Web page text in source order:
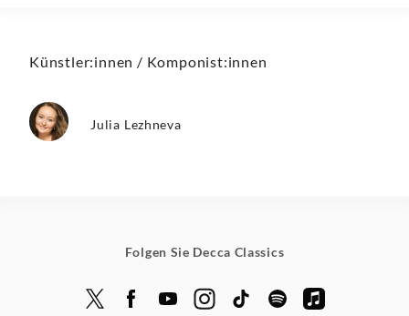
Künstler:innen / Komponist:innen
Julia Lezhneva
Folgen Sie Decca Classics